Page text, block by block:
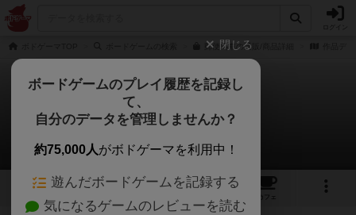
郵便馬車の通販/商品詳細
郵便馬車
10件のレビュー
14 2 10
カフェ
閉じる
ボードゲームのプレイ履歴を記録し
て、
自分のデータを管理しませんか？
約75,000人がボドゲーマを利用中！
遊んだボードゲームを記録する
気になるゲームのレビューを読む